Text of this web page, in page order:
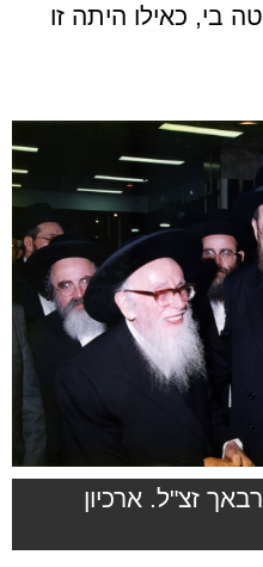
בי, כאילו היתה זו
זצ"ל. ארכיון